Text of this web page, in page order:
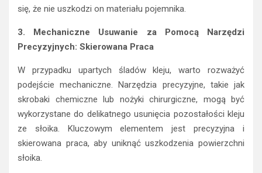
się, że nie uszkodzi on materiału pojemnika.
3. Mechaniczne Usuwanie za Pomocą Narzędzi
Precyzyjnych: Skierowana Praca
W przypadku upartych śladów kleju, warto rozważyć
podejście mechaniczne. Narzędzia precyzyjne, takie jak
skrobaki chemiczne lub nożyki chirurgiczne, mogą być
wykorzystane do delikatnego usunięcia pozostałości kleju
ze słoika. Kluczowym elementem jest precyzyjna i
skierowana praca, aby uniknąć uszkodzenia powierzchni
słoika.